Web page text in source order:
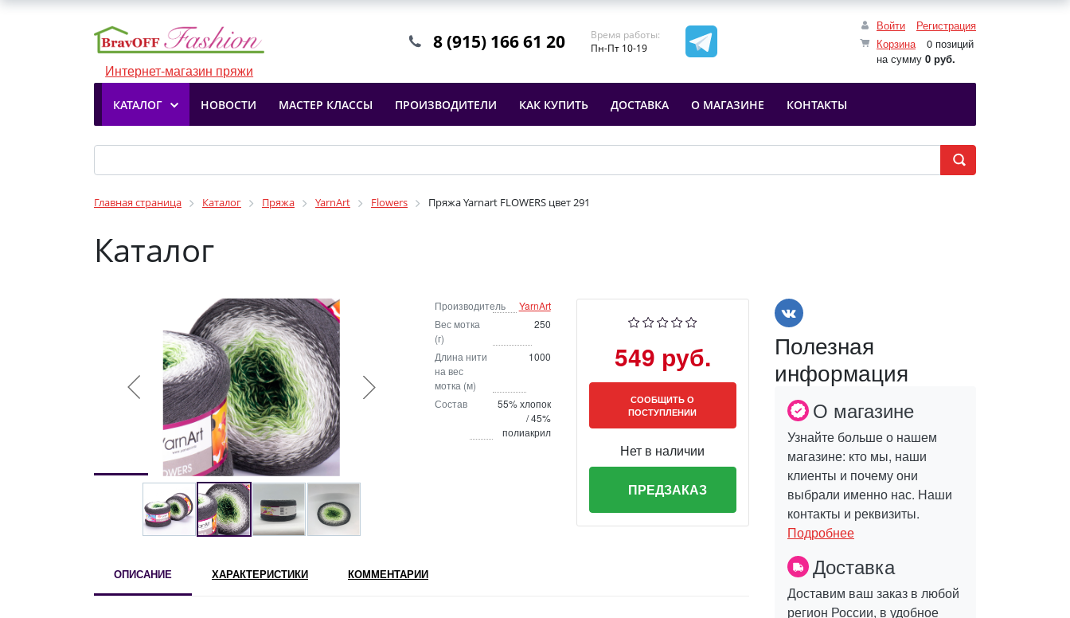
Интернет-магазин пряжи
Войти
Регистрация
Корзина
0 позиций
на сумму 0 руб.
8 (915) 166 61 20
Время работы:
Пн-Пт 10-19
КАТАЛОГ НОВОСТИ МАСТЕР КЛАССЫ ПРОИЗВОДИТЕЛИ КАК КУПИТЬ ДОСТАВКА О МАГАЗИНЕ КОНТАКТЫ
Главная страница Каталог Пряжа YarnArt Flowers Пряжа Yarnart FLOWERS цвет 291
Каталог
Производитель
YarnArt
Вес мотка
(г)
250
Длина нити
на вес
мотка (м)
1000
Состав
55% хлопок
/ 45%
полиакрил
549 руб.
СООБЩИТЬ О
ПОСТУПЛЕНИИ
Нет в наличии
ПРЕДЗАКАЗ
ОПИСАНИЕ ХАРАКТЕРИСТИКИ КОММЕНТАРИИ
Полезная
информация
О магазине
Узнайте больше о нашем
магазине: кто мы, наши
клиенты и почему они
выбрали именно нас. Наши
контакты и реквизиты.
Подробнее
Доставка
Доставим ваш заказ в любой
регион России, в удобное